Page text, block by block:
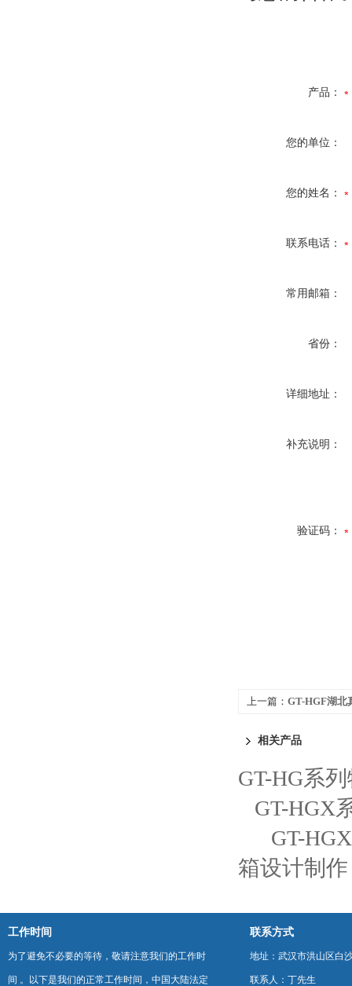
产品：
您的单位：
您的姓名：
联系电话：
常用邮箱：
省份：
详细地址：
补充说明：
验证码：
上一篇： GT-HGF湖北
相关产品
GT-HG系
GT-HGX
GT-
箱设计制作
工作时间
为了避免不必要的等待，敬请注意我们的工作时
间 。以下是我们的正常工作时间，中国大陆法定
联系方式
地址：武汉市洪山区白
联系人：丁先生